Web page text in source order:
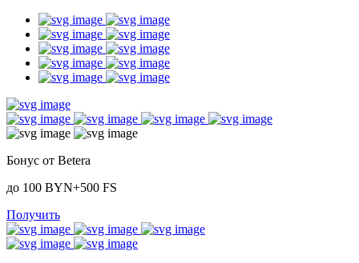
Бонус от Betera
до 100 BYN+500 FS
Получить